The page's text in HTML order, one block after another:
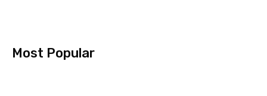
Most Popular